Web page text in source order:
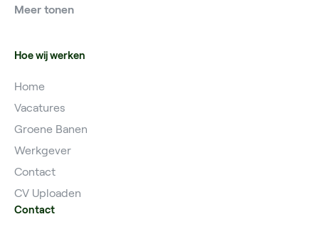
Vacatures Planner
Meer tonen
Hoe wij werken
Home
Vacatures
Groene Banen
Werkgever
Contact
CV Uploaden
Contact